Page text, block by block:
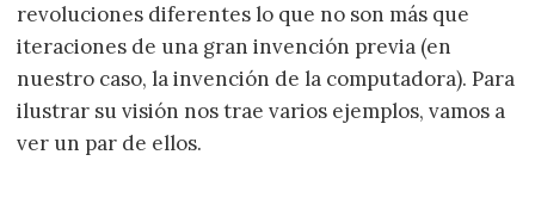
revoluciones diferentes lo que no son más que
iteraciones de una gran invención previa (en
nuestro caso, la invención de la computadora). Para
ilustrar su visión nos trae varios ejemplos, vamos a
ver un par de ellos.